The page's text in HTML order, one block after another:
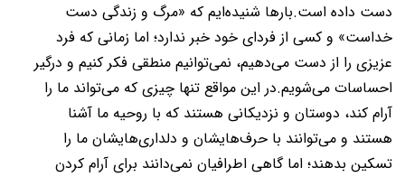
دست داده است.بارها شنیده‌ایم که «مرگ و زندگی دست
خداست» و کسی از فردای خود خبر ندارد؛ اما زمانی که فرد
عزیزی را از دست می‌دهیم، نمی‌توانیم منطقی فکر کنیم و درگیر
احساسات می‌شویم.در این مواقع تنها چیزی که می‌تواند ما را
آرام کند، دوستان و نزدیکانی هستند که با روحیه ما آشنا
هستند و می‌توانند با حرف‌هایشان و دلداری‌هایشان ما را
تسکین بدهند؛ اما گاهی اطرافیان نمی‌دانند برای آرام کردن